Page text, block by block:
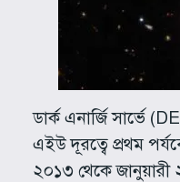
ডার্ক এনার্জি সার্ভে
এইউ দূরত্বে প্রথম
২০১৩ থেকে জানুয়ারী